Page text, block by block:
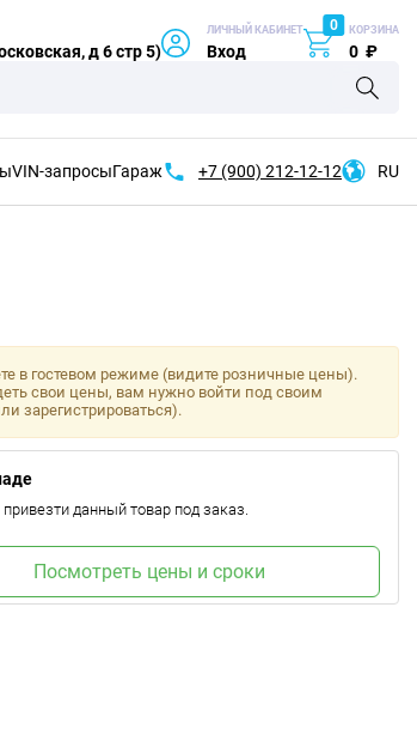
д 6 стр 5)
ЛИЧНЫЙ КАБИНЕТ
Вход
0 КОРЗИНА
0 ₽
VIN-запросыГараж +7 (900) 212-12-12 RU
в гостевом режиме (видите розничные цены).
свои цены, вам нужно войти под своим
зарегистрироваться).
данный товар под заказ.
Посмотреть цены и сроки